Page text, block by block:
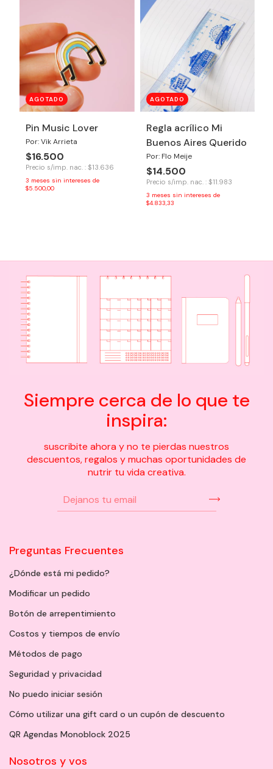
AGOTADO
Pin Music Lover
Por: Vik Arrieta
$16.500
Precio s/imp. nac. : $13.636
3 meses sin intereses de
$5.500,00
AGOTADO
Regla acrílico Mi
Buenos Aires Querido
Por: Flo Meije
$14.500
Precio s/imp. nac. : $11.983
3 meses sin intereses de
$4.833,33
Siempre cerca de lo que te
inspira:
suscribite ahora y no te pierdas nuestros
descuentos, regalos y muchas oportunidades de
nutrir tu vida creativa.
Preguntas Frecuentes
¿Dónde está mi pedido?
Modificar un pedido
Botón de arrepentimiento
Costos y tiempos de envío
Métodos de pago
Seguridad y privacidad
No puedo iniciar sesión
Cómo utilizar una gift card o un cupón de descuento
QR Agendas Monoblock 2025
Nosotros y vos